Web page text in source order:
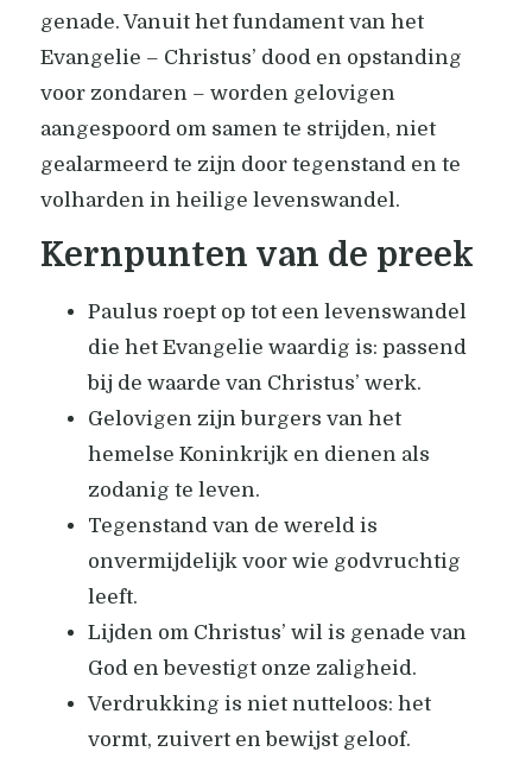
genade. Vanuit het fundament van het
Evangelie – Christus’ dood en opstanding
voor zondaren – worden gelovigen
aangespoord om samen te strijden, niet
gealarmeerd te zijn door tegenstand en te
volharden in heilige levenswandel.
Kernpunten van de preek
Paulus roept op tot een levenswandel
die het Evangelie waardig is: passend
bij de waarde van Christus’ werk.
Gelovigen zijn burgers van het
hemelse Koninkrijk en dienen als
zodanig te leven.
Tegenstand van de wereld is
onvermijdelijk voor wie godvruchtig
leeft.
Lijden om Christus’ wil is genade van
God en bevestigt onze zaligheid.
Verdrukking is niet nutteloos: het
vormt, zuivert en bewijst geloof.